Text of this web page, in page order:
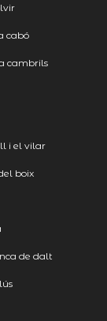
cabó
cambrils
i el vilar
boix
de dalt